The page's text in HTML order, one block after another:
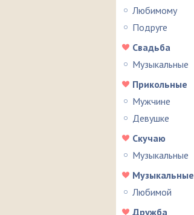
Любимому
Подруге
Свадьба
Музыкальные
Прикольные
Мужчине
Девушке
Скучаю
Музыкальные
Музыкальные
Любимой
Дружба